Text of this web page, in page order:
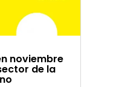
noviembre
de la